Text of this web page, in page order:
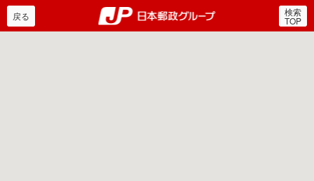
郵便局・日本郵政グルー
戻る 検索
TOP